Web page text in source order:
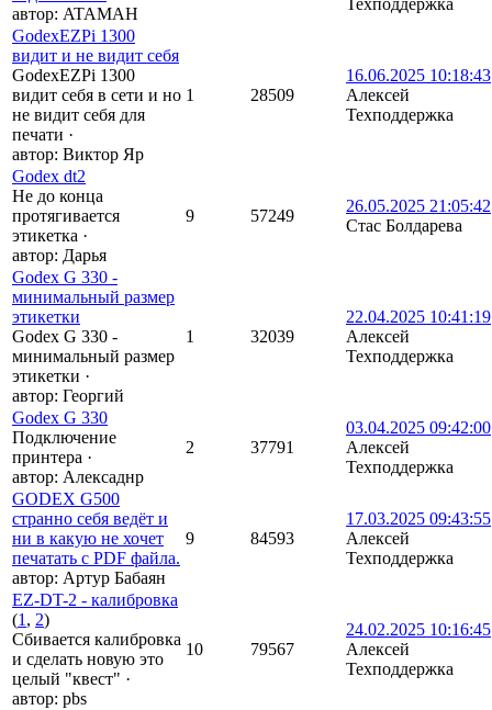
автор: ATAMAH
Техподдержка
GodexEZPi 1300
видит и не видит себя
GodexEZPi 1300
видит себя в сети и но
не видит себя для
печати ·
автор: Виктор Яр
1 28509
16.06.2025 10:18:43
Алексей
Техподдержка
Godex dt2
Не до конца
протягивается
этикетка ·
автор: Дарья
9 57249
26.05.2025 21:05:42
Стас Болдарева
Godex G 330 -
минимальный размер
этикетки
Godex G 330 -
минимальный размер
этикетки ·
автор: Георгий
1 32039
22.04.2025 10:41:19
Алексей
Техподдержка
Godex G 330
Подключение
принтера ·
автор: Алексаднр
2 37791
03.04.2025 09:42:00
Алексей
Техподдержка
GODEX G500
странно себя ведёт и
ни в какую не хочет
печатать с PDF файла.
автор: Артур Бабаян
9 84593
17.03.2025 09:43:55
Алексей
Техподдержка
EZ-DT-2 - калибровка
(1 , 2)
Сбивается калибровка
и сделать новую это
целый "квест" ·
автор: pbs
10 79567
24.02.2025 10:16:45
Алексей
Техподдержка